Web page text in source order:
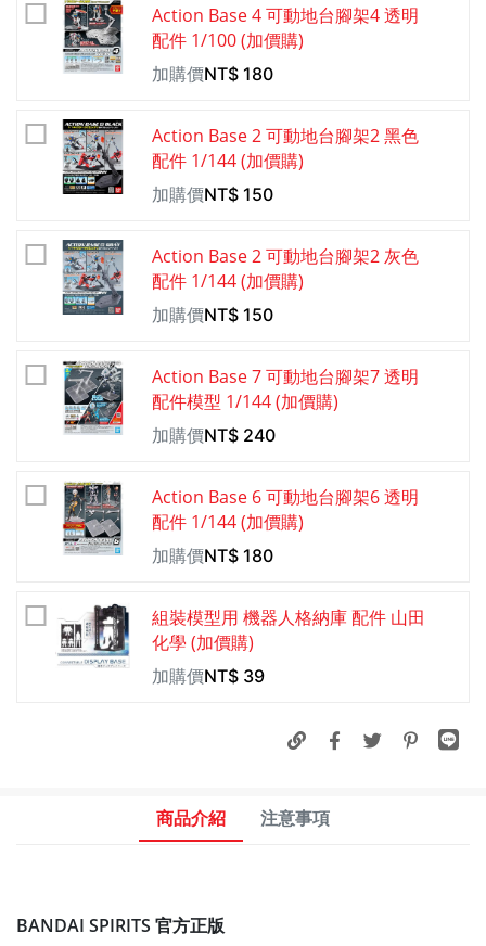
Action Base 4 可動地台腳架4 透明
配件 1/100 (加價購)
加購價NT$180
Action Base 2 可動地台腳架2 黑色
配件 1/144 (加價購)
加購價NT$150
Action Base 2 可動地台腳架2 灰色
配件 1/144 (加價購)
加購價NT$150
Action Base 7 可動地台腳架7 透明
配件模型 1/144 (加價購)
加購價NT$240
Action Base 6 可動地台腳架6 透明
配件 1/144 (加價購)
加購價NT$180
組裝模型用 機器人格納庫 配件 山田
化學 (加價購)
加購價NT$39
商品介紹 注意事項
BANDAI SPIRITS 官方正版